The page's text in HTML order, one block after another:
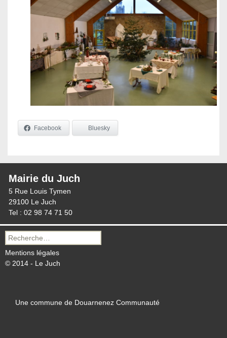
Facebook Bluesky
Mairie du Juch
5 Rue Louis Tymen
29100 Le Juch
Tel : 02 98 74 71 50
Recherche
pour :
Mentions légales
© 2014 - Le Juch
Une commune de Douarnenez Communauté